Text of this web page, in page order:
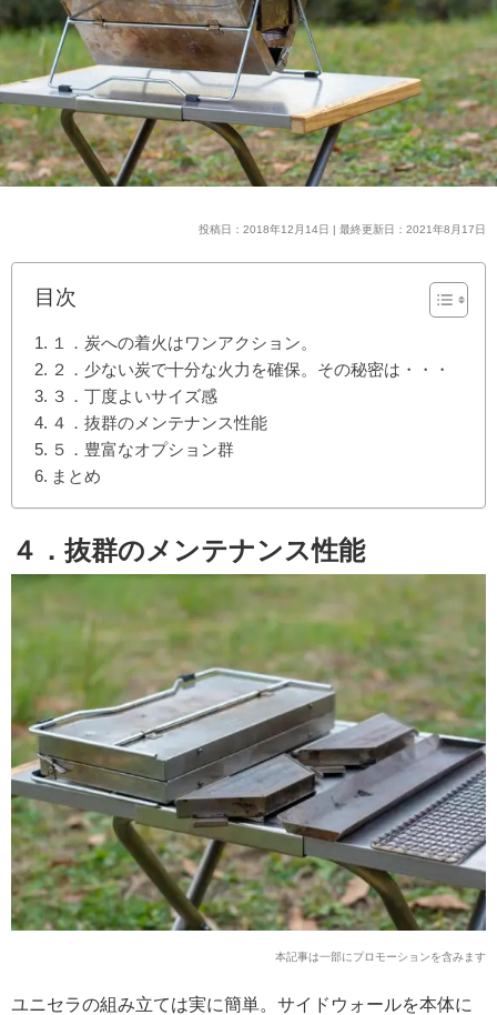
投稿日：2018年12月14日 | 最終更新日：2021年8月17日
目次
１．炭への着火はワンアクション。
２．少ない炭で十分な火力を確保。その秘密は・・・
３．丁度よいサイズ感
４．抜群のメンテナンス性能
５．豊富なオプション群
まとめ
４． 抜群のメンテナンス性能
本記事は一部にプロモーションを含みます
ユニセラの組み立ては実に簡単。サイドウォールを本体に